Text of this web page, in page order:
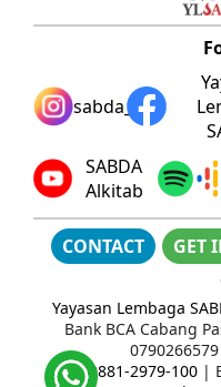
sabda_ylsa
SABDA
Alkitab
CONTACT GET
Yayasan Lembaga
Bank BCA Cabang
WA:0881-2979-100|